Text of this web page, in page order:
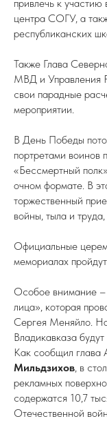
привлечь к
центра СОГУ, а
республиканских
Также Глава
МВД и Управления
свои парадные
мероприятии.
В День Победы
портретами воинов
«Бессмертный
очном формате. В
торжественный
войны, тыла и
Официальные
мемориалах
Особое внимание
лица», которая
Сергея Меняйло.
Владикавказа
Как сообщил глава
Мильдзихов, в
рекламных
содержатся 10,7
Отечественной